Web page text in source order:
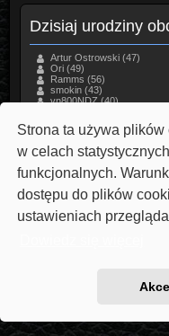
Strona ta używa
w celach
funkcjonalnych.
dostępu do plików
ustawieniach
Dzisiaj urodziny
Artur Ostrowski (47)
Ori (49)
Ramms (56)
smokin (43)
vn800NDZ(40)
Start Strona domowa
Technologię dostarcza
Style: Carbon by Joyce&Luna
Polski pakiet językowy dostarcza